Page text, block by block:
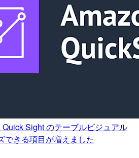
Sight のテーブルビジュアル
できる項目が増えました